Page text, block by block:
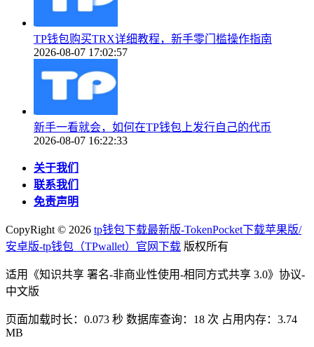
TP钱包购买TRX详细教程，新手零门槛操作指南
2026-08-07 17:02:57
新手一看就会，如何在TP钱包上发行自己的代币
2026-08-07 16:22:33
关于我们
联系我们
免责声明
CopyRight © 2026 tp钱包下载最新版-TokenPocket下载苹果版/
安卓版-tp钱包（TPwallet）官网下载 版权所有
适用《知识共享 署名-非商业性使用-相同方式共享 3.0》协议-
中文版
页面加载时长：0.073 秒 数据库查询：18 次 占用内存：3.74
MB